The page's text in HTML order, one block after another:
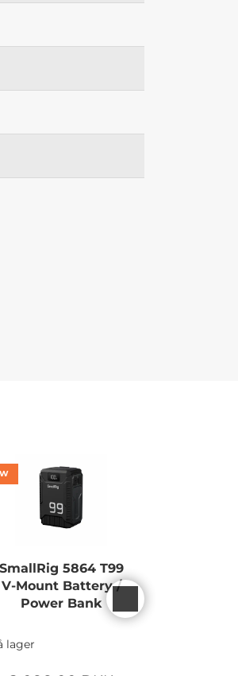
SmallRig 5864 T99
V-Mount Battery /
Power Bank
lager